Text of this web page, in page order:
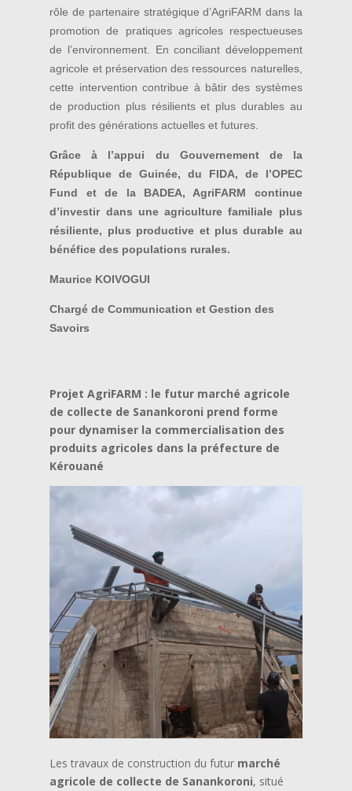
rôle de partenaire stratégique d’AgriFARM dans la
promotion de pratiques agricoles respectueuses
de l’environnement. En conciliant développement
agricole et préservation des ressources naturelles,
cette intervention contribue à bâtir des systèmes
de production plus résilients et plus durables au
profit des générations actuelles et futures.
Grâce à l’appui du Gouvernement de la
République de Guinée, du FIDA, de l’OPEC
Fund et de la BADEA, AgriFARM continue
d’investir dans une agriculture familiale plus
résiliente, plus productive et plus durable au
bénéfice des populations rurales.
Maurice KOIVOGUI
Chargé de Communication et Gestion des
Savoirs
Projet AgriFARM : le futur marché agricole
de collecte de Sanankoroni prend forme
pour dynamiser la commercialisation des
produits agricoles dans la préfecture de
Kérouané
Les travaux de construction du futur marché
agricole de collecte de Sanankoroni, situé